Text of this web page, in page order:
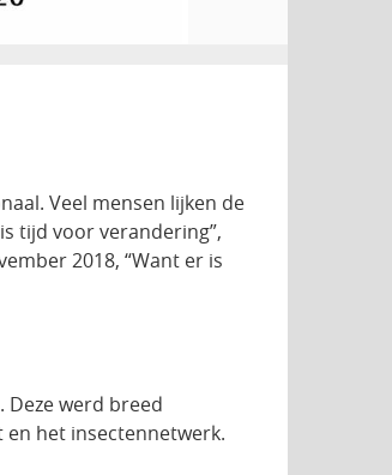
Veel mensen lijken de
tijd voor verandering”,
2018, “Want er is
werd breed
en het insectennetwerk.